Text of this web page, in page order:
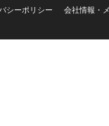
シーポリシー 会社情報・